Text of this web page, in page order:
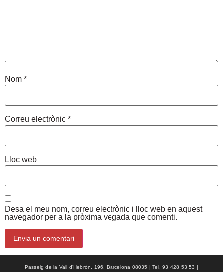
Nom *
Correu electrònic *
Lloc web
Desa el meu nom, correu electrònic i lloc web en aquest
navegador per a la pròxima vegada que comenti.
Passeig de la Vall d'Hebrón, 196. Barcelona 08035 | Tel. 93 428 53 53 |